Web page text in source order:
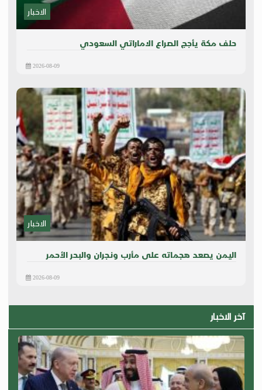
الاخبار
حلف مكة يأجج الصراع الاماراتي السعودي
2026-08-09
الاخبار
اليمن يصعد هجماته على مأرب ونجران والبحر الأحمر
2026-08-09
آخر الاخبار